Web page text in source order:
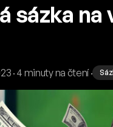
sázka
· 4 minuty na čtení ·